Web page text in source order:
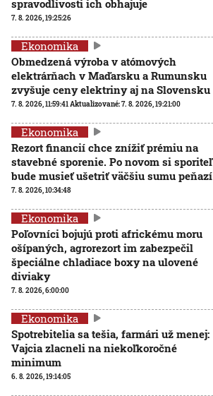
spravodlivosti ich obhajuje
7. 8. 2026, 19:25:26
Ekonomika
Obmedzená výroba v atómových
elektrárňach v Maďarsku a Rumunsku
zvyšuje ceny elektriny aj na Slovensku
7. 8. 2026, 11:59:41Aktualizované:7. 8. 2026, 19:21:00
Ekonomika
Rezort financií chce znížiť prémiu na
stavebné sporenie. Po novom si sporiteľ
bude musieť ušetriť väčšiu sumu peňazí
7. 8. 2026, 10:34:48
Ekonomika
Poľovníci bojujú proti africkému moru
ošípaných, agrorezort im zabezpečil
špeciálne chladiace boxy na ulovené
diviaky
7. 8. 2026, 6:00:00
Ekonomika
Spotrebitelia sa tešia, farmári už menej:
Vajcia zlacneli na niekoľkoročné
minimum
6. 8. 2026, 19:14:05